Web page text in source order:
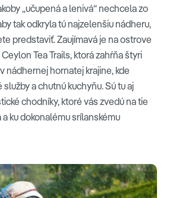
„učupená a lenivá“ nechcela zo
tak odkryla tú najzelenšiu nádheru,
predstaviť. Zaujímavá je na ostrove
Ceylon Tea Trails, ktorá zahŕňa štyri
nádhernej hornatej krajine, kde
a chutnú kuchyňu. Sú tu aj
chodníky, ktoré vás zvedú na tie
ku dokonalému srílanskému